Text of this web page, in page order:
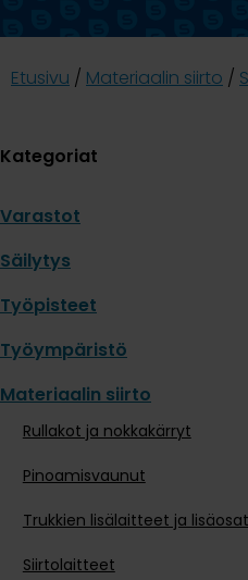
Etusivu / Materiaalin siirto /
Kategoriat
Varastot
Säilytys
Työpisteet
Työympäristö
Materiaalin siirto
Rullakot ja nokkakärryt
Pinoamisvaunut
Trukkien lisälaitteet ja lisäosat
Siirtolaitteet